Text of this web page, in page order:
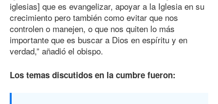
iglesias] que es evangelizar, apoyar a la Iglesia en su
crecimiento pero también como evitar que nos
controlen o manejen, o que nos quiten lo más
importante que es buscar a Dios en espíritu y en
verdad,” añadió el obispo.
Los temas discutidos en la cumbre fueron: